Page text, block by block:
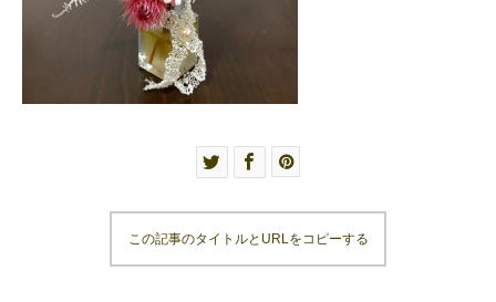
この記事のタイトルとURLをコピーする